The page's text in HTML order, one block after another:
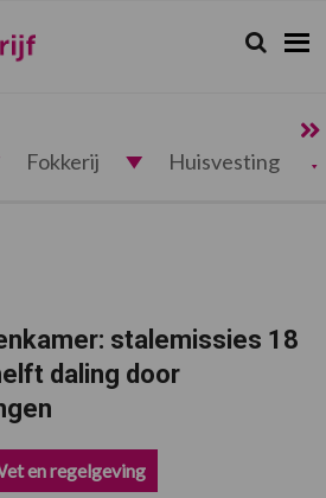
Zoeken...
Zoek
Fokkerij Huisvesting
stalemissies 18
daling door
en regelgeving